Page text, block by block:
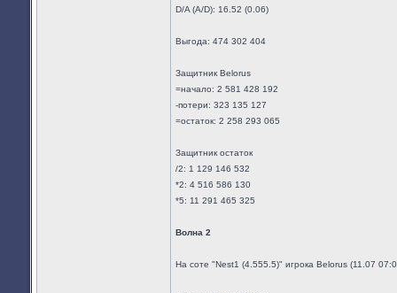
D/A (A/D): 16.52 (0.06)
Выгода: 474 302 404
Защитник Belorus
=начало: 2 581 428 192
-потери: 323 135 127
=остаток: 2 258 293 065
Защитник остаток
/2: 1 129 146 532
*2: 4 516 586 130
*5: 11 291 465 325
Волна 2
На соте "Nest1 (4.555.5)" игрока Belorus (11.07